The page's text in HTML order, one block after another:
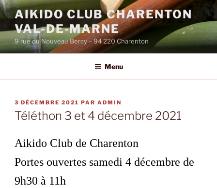
Aller
au
contenu
principal
AIKIDO CLUB CHARENTON
VAL-DE-MARNE
9 rue du Nouveau Bercy – 94 220 Charenton
Menu
PUBLIÉ
LE
3 DÉCEMBRE 2021 PAR ADMIN
Téléthon 3 et 4 décembre 2021
Aikido Club de Charenton
Portes ouvertes samedi 4 décembre de
9h30 à 11h